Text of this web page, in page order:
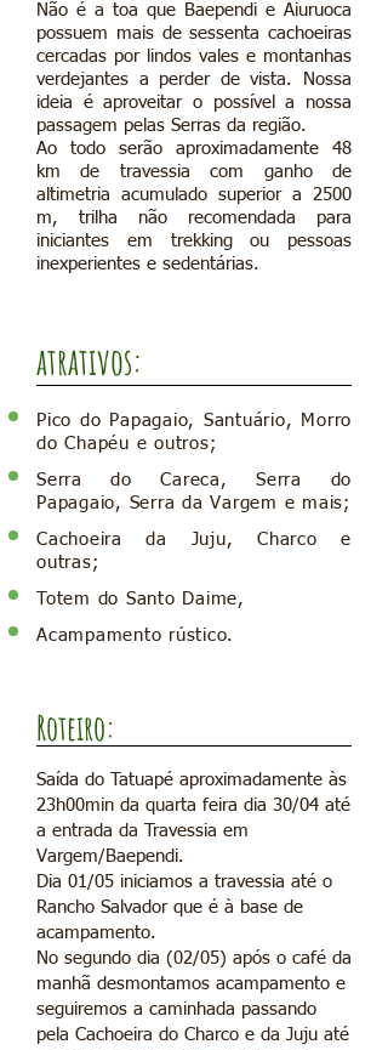
Não é a toa que Baependi e Aiuruoca
possuem mais de sessenta cachoeiras
cercadas por lindos vales e montanhas
verdejantes a perder de vista. Nossa
ideia é aproveitar o possível a nossa
passagem pelas Serras da região.
Ao todo serão aproximadamente 48
km de travessia com ganho de
altimetria acumulado superior a 2500
m, trilha não recomendada para
iniciantes em trekking ou pessoas
inexperientes e sedentárias.
atrativos:
Pico do Papagaio, Santuário, Morro
do Chapéu e outros;
Serra do Careca, Serra do
Papagaio, Serra da Vargem e mais;
Cachoeira da Juju, Charco e
outras;
Totem do Santo Daime,
Acampamento rústico.
Roteiro:
Saída do Tatuapé aproximadamente às
23h00min da quarta feira dia 30/04 até
a entrada da Travessia em
Vargem/Baependi.
Dia 01/05 iniciamos a travessia até o
Rancho Salvador que é à base de
acampamento.
No segundo dia (02/05) após o café da
manhã desmontamos acampamento e
seguiremos a caminhada passando
pela Cachoeira do Charco e da Juju até